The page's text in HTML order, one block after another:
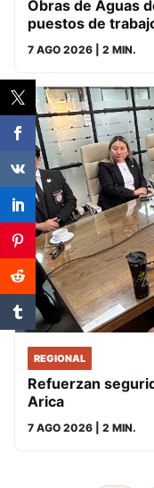
Obras de Aguas
puestos de
7 AGO 2026 | 2 MIN.
REGIONAL
Refuerzan
Arica
7 AGO 2026 | 2 MIN.